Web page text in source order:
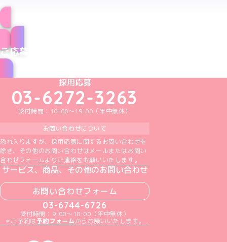
ご応募はこちら
めいどりーみんTikTok公式アカウント
めいどりーみんX公式アカウント
めいどりーみんInstagram公式アカウント
めいどりーみんFacebook公式アカウン
めいどりーみんYouTube公式アカ
採用応募
03-6272-3263
受付時間：10:00～19:00（年中無休）
お問い合わせについて
恐れ入りますが、採用応募に関するお問い合わせを
除き、その他のお問い合わせはメールまたはお問い
合わせフォームよりご連絡をお願いいたします。
サービス、商品、その他のお問い合わせ
お問い合わせフォーム
03-6744-6726
受付時間：9:00～18:00（年中無休）
＊ご予約は予約フォームからお願いいたします。